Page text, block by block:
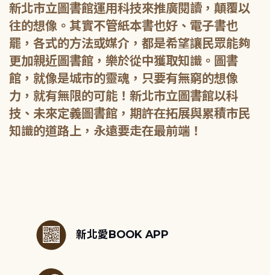
新北市立圖書館運用科技來推廣閱讀，顛覆以
往的想像。其實不管紙本書也好、電子書也
罷，各式的方法或媒介，都是希望讓民眾能夠
更加親近圖書館，樂於從中獲取知識。圖書
館，就像是城市的靈魂，只要有無窮的想像
力，就有無限的可能！新北市立圖書館以科
技、未來定義圖書館，期許在拓展與累積市民
知識的道路上，永遠要走在最前端！
新北愛BOOK APP